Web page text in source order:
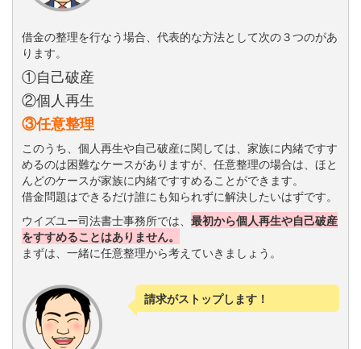
借金の整理を行なう場合、代表的な方法として次の３つのがあ
ります。
①自己破産
②個人再生
③任意整理
このうち、個人再生や自己破産に関しては、家族に内緒ですす
めるのは困難なケースがありますが、任意整理の場合は、ほと
んどのケースが家族に内緒ですすめることができます。
借金問題はできるだけ誰にも知られずに解決したいはずです。
ウイズユー司法書士事務所では、 最初から個人再生や自己破産
をすすめることはありません。
まずは、一緒に任意整理から考えていきましょう。
請求がストップします！